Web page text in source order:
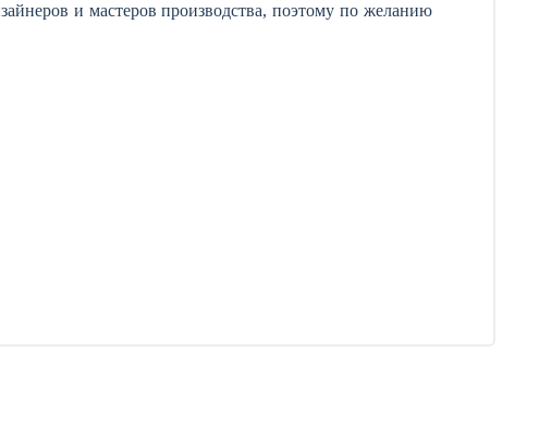
и мастеров производства, поэтому по желанию